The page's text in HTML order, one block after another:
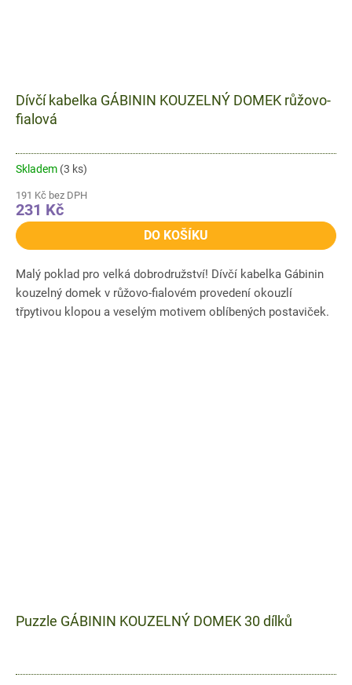
Dívčí kabelka GÁBININ KOUZELNÝ DOMEK růžovo-
fialová
Skladem (3 ks)
191 Kč bez DPH
231 Kč
DO KOŠÍKU
Malý poklad pro velká dobrodružství! Dívčí kabelka Gábinin
kouzelný domek v růžovo-fialovém provedení okouzlí
třpytivou klopou a veselým motivem oblíbených postaviček.
Puzzle GÁBININ KOUZELNÝ DOMEK 30 dílků